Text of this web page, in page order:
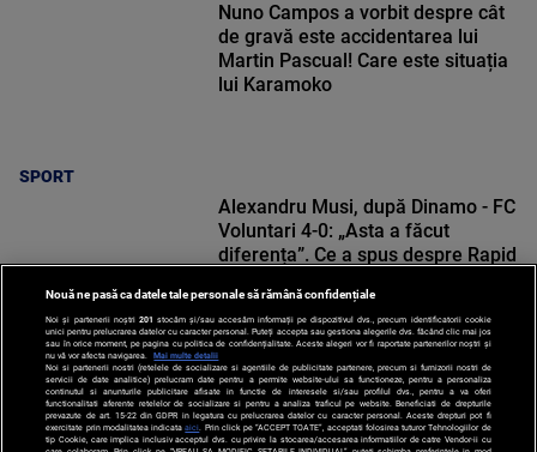
SPORT
Nuno Campos a vorbit despre cât
de gravă este accidentarea lui
Martin Pascual! Care este situația
lui Karamoko
SPORT
Alexandru Musi, după Dinamo - FC
Voluntari 4-0: „Asta a făcut
diferența”. Ce a spus despre Rapid
Nouă ne pasă ca datele tale personale să rămână confidențiale
Noi și partenerii noștri 201 stocăm și/sau accesăm informații pe dispozitivul dvs., precum identificatorii cookie
unici pentru prelucrarea datelor cu caracter personal. Puteți accepta sau gestiona alegerile dvs. făcând clic mai jos
sau în orice moment, pe pagina cu politica de confidențialitate. Aceste alegeri vor fi raportate partenerilor noștri și
nu vă vor afecta navigarea.
Mai multe detalii
Noi si partenerii nostri (retelele de socializare si agentiile de publicitate partenere, precum si furnizorii nostri de
servicii de date analitice) prelucram date pentru a permite website-ului sa functioneze, pentru a personaliza
continutul si anunturile publicitare afisate in functie de interesele si/sau profilul dvs., pentru a va oferi
functionalitati aferente retelelor de socializare si pentru a analiza traficul pe website. Beneficiati de drepturile
prevazute de art. 15-22 din GDPR in legatura cu prelucrarea datelor cu caracter personal. Aceste drepturi pot fi
exercitate prin modalitatea indicataaici . Prin click pe “ACCEPT TOATE”, acceptati folosirea tuturor Tehnologiilor de
tip Cookie, care implica inclusiv acceptul dvs. cu privire la stocarea/accesarea informatiilor de catre Vendor-ii cu